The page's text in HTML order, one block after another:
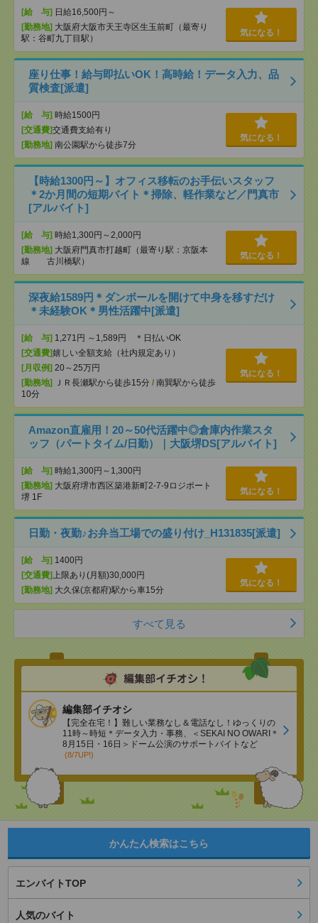
[給 与] 日給16,500円～
[勤務地] 大阪府大阪市天王寺区生玉前町（最寄り
駅：谷町九丁目駅）
気になる！
座り仕事！給与即払いOK！高時給！データ入力、品
質検査[派遣]
[給 与] 時給1500円
[交通費]交通費支給有り
[勤務地] 南公園駅から徒歩7分
気になる！
【時給1300円～】オフィス移転のお手伝いスタッフ
＊2か月間の短期バイト＊掃除、軽作業など／門真市
[アルバイト]
[給 与] 時給1,300円～2,000円
[勤務地] 大阪府門真市打越町（最寄り駅：京阪本
線 古川橋駅）
気になる！
深夜給1589円＊ダンボールを開けて中身を移すだけ
＊未経験OK＊男性活躍中[派遣]
[給 与] 1,271円 ～1,589円 ＊日払いOK
[交通費]嬉しい全額支給（社内規定あり）
[月収例] 20～25万円
[勤務地]
ＪＲ長瀬駅から徒歩15分 / 南巽駅から徒歩
10分
気になる！
Amazon直雇用！20～50代活躍中◎倉庫内作業スタ
ッフ（パートタイム/日勤）｜大阪堺DS[アルバイト]
[給 与] 時給1,300円～1,300円
[勤務地] 大阪府堺市西区築港新町2-7-9ロジポート
堺 1F
気になる！
日勤・夜勤♪お弁当工場での盛り付け_H131835[派遣]
[給 与] 1400円
[交通費] 上限あり(月額)30,000円
[勤務地] 大久保(京都府)駅から車15分
気になる！
すべて見る
編集部イチオシ
【完全在宅！】難しい業務なし＆電話なし！ゆっくりの
11時～時短＊データ入力・事務、＜SEKAI NO OWARI＊
8月15日・16日＞ドーム公演のサポートバイトなど
(8/7UP!)
かんたん検索はこちら
エンバイトTOP
人気のバイト